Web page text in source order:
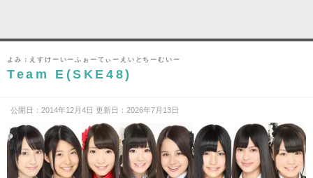
よみ：えすけーいーふぉーてぃーえいとちーむいー
Team E(SKE48)
公開日：2014年12月4日 更新日：2026年7月13日